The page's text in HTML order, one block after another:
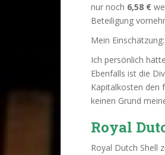
nur noch 6,58 €
Beteiligung
Mein Einschätzung:
Ich persönlich
Ebenfalls ist die
Kapitalkosten den
keinen Grund
Royal
Royal Dutch Shell